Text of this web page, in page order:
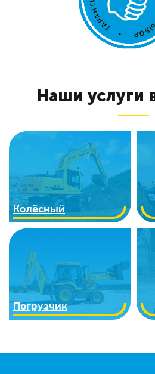
Наши услуги
Колёсный
Погрузчик